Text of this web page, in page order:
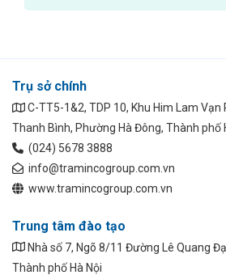
Trụ sở chính
C-TT5-1&2, TDP 10, Khu Him Lam Vạn
Thanh Bình, Phường Hà Đông, Thành phố
(024) 5678 3888
info@tramincogroup.com.vn
www.tramincogroup.com.vn
Trung tâm đào tạo
Nhà số 7, Ngõ 8/11 Đường Lê Quang
Thành phố Hà Nội